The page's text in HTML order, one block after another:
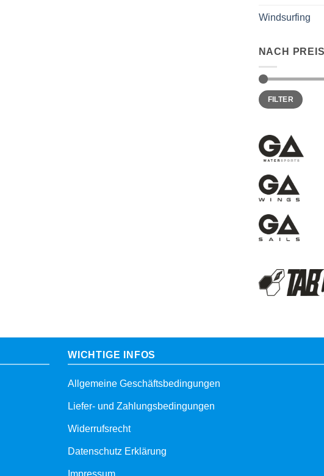
Windsurfing
NACH
Min.
Preis
Max.
PreisFILTER
WICHTIGE INFOS
Allgemeine Geschäftsbedingungen
Liefer- und Zahlungsbedingungen
Widerrufsrecht
Datenschutz Erklärung
Impressum